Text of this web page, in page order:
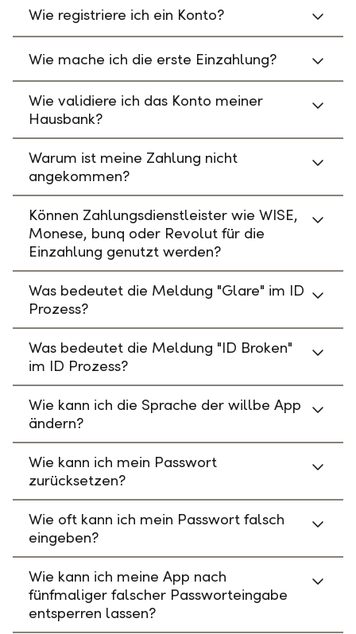
Wie registriere ich ein Konto?
Wie mache ich die erste Einzahlung?
Wie validiere ich das Konto meiner
Hausbank?
Warum ist meine Zahlung nicht
angekommen?
Können Zahlungsdienstleister wie WISE,
Monese, bunq oder Revolut für die
Einzahlung genutzt werden?
Was bedeutet die Meldung "Glare" im ID
Prozess?
Was bedeutet die Meldung "ID Broken"
im ID Prozess?
Wie kann ich die Sprache der willbe App
ändern?
Wie kann ich mein Passwort
zurücksetzen?
Wie oft kann ich mein Passwort falsch
eingeben?
Wie kann ich meine App nach
fünfmaliger falscher Passworteingabe
entsperren lassen?